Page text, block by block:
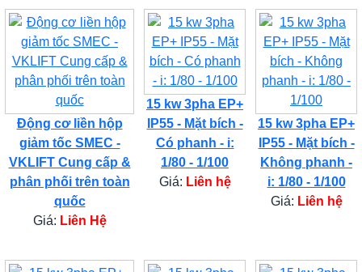
Động cơ liền hộp
giảm tốc SMEC -
VKLIFT Cung cấp &
phân phối trên toàn
quốc
Giá: Liên Hệ
15 kw 3pha EP+
IP55 - Mặt bích -
Có phanh - i:
1/80 - 1/100
Giá: Liên hệ
15 kw 3pha EP+
IP55 - Mặt bích -
Không phanh -
i: 1/80 - 1/100
Giá: Liên hệ